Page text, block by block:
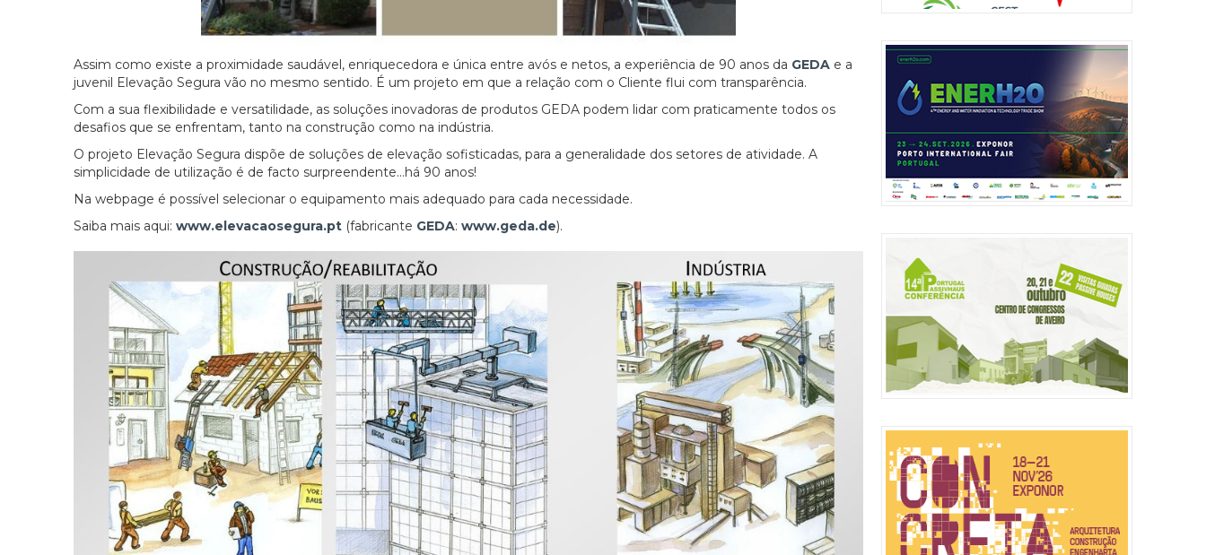
Assim como existe a proximidade saudável, enriquecedora e única entre avós e netos, a experiência de 90 anos da GEDA e a
juvenil Elevação Segura vão no mesmo sentido. É um projeto em que a relação com o Cliente flui com transparência.
Com a sua flexibilidade e versatilidade, as soluções inovadoras de produtos GEDA podem lidar com praticamente todos os
desafios que se enfrentam, tanto na construção como na indústria.
O projeto Elevação Segura dispõe de soluções de elevação sofisticadas, para a generalidade dos setores de atividade. A
simplicidade de utilização é de facto surpreendente…há 90 anos!
Na webpage é possível selecionar o equipamento mais adequado para cada necessidade.
Saiba mais aqui: www.elevacaosegura.pt (fabricante GEDA: www.geda.de).